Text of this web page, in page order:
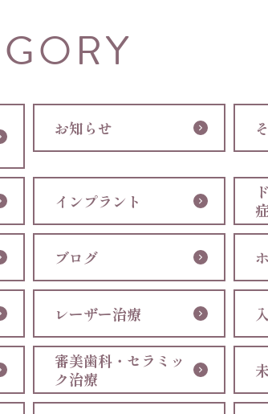
お知らせ
インプラント
ブログ
レーザー治療
審美歯科・セラミッ
ク治療